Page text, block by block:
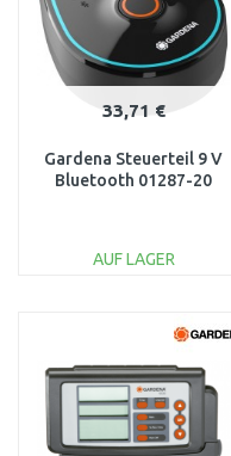
33,71 €
Gardena Steuerteil 9 V
Bluetooth 01287-20
AUF LAGER